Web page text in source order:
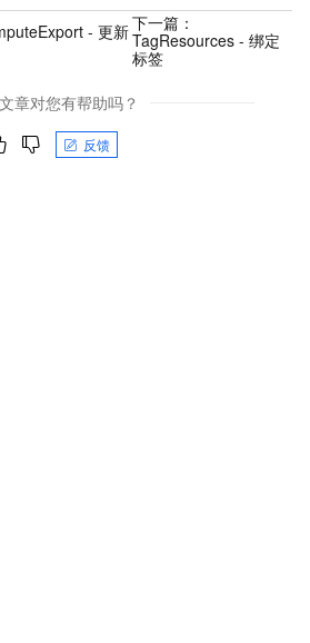
- 更新下一篇：
TagResources - 绑定
标签
章对您有帮助吗？
反馈